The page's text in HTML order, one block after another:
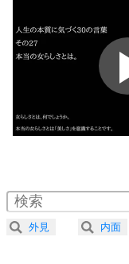
気
4
2.0倍速 （
2.5倍速 （
3.0倍速 （
外見 内面